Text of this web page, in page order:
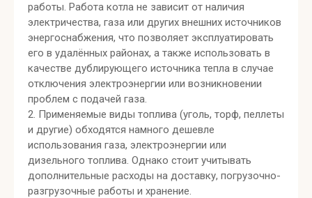
работы. Работа котла не зависит от наличия
электричества, газа или других внешних источников
энергоснабжения, что позволяет эксплуатировать
его в удалённых районах, а также использовать в
качестве дублирующего источника тепла в случае
отключения электроэнергии или возникновении
проблем с подачей газа.
2. Применяемые виды топлива (уголь, торф, пеллеты
и другие) обходятся намного дешевле
использования газа, электроэнергии или
дизельного топлива. Однако стоит учитывать
дополнительные расходы на доставку, погрузочно-
разгрузочные работы и хранение.